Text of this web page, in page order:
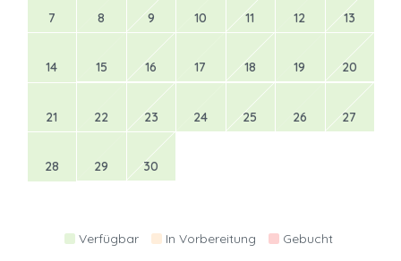
7 8 9 10 11 12 13
14 15 16 17 18 19 20
21 22 23 24 25 26 27
28 29 30
Verfügbar In Vorbereitung Gebucht